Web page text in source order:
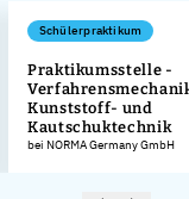
Schülerpraktikum
Praktikumsstelle -
Kunststoff- und
Kautschuktechnik
bei NORMA Germany GmbH